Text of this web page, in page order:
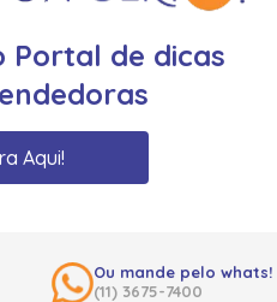
Portal de dicas
Aqui!
Ou mande pelo whats!
(11) 3675-7400